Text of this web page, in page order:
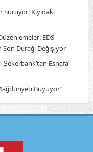
Sürüyor, Kıyıdaki
EDS
Son Durağı Değişiyor
Şekerbank’tan Esnafa
Büyüyor”